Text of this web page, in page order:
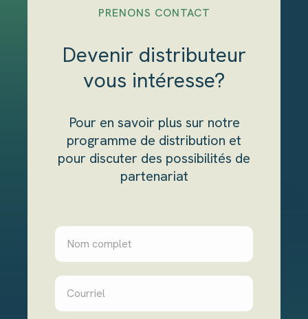
PRENONS CONTACT
Devenir distributeur
vous intéresse?
Pour en savoir plus sur notre
programme de distribution et
pour discuter des possibilités de
partenariat